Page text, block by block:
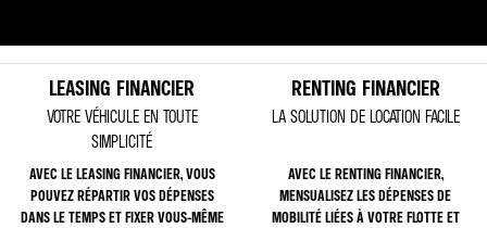
LEASING FINANCIER
VOTRE VÉHICULE EN TOUTE
SIMPLICITÉ
RENTING FINANCIER
LA SOLUTION DE LOCATION FACILE
AVEC LE LEASING FINANCIER, VOUS
POUVEZ RÉPARTIR VOS DÉPENSES
DANS LE TEMPS ET FIXER VOUS-MÊME
AVEC LE RENTING FINANCIER,
MENSUALISEZ LES DÉPENSES DE
MOBILITÉ LIÉES À VOTRE FLOTTE ET